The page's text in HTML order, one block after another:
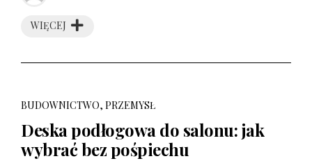
WIĘCEJ
BUDOWNICTWO, PRZEMYSŁ
Deska podłogowa do salonu: jak
wybrać bez pośpiechu